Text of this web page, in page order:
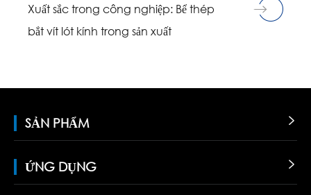
Xuất sắc trong công nghiệp: Bể thép
bắt vít lót kính trong sản xuất
SẢN PHẨM 
ỨNG DỤNG 